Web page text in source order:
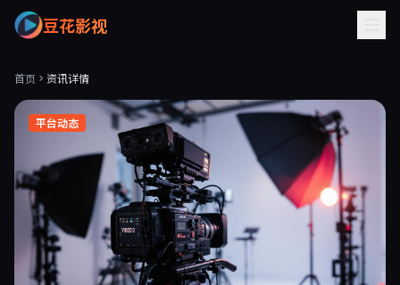
豆花影视
首页 资讯详情
平台动态